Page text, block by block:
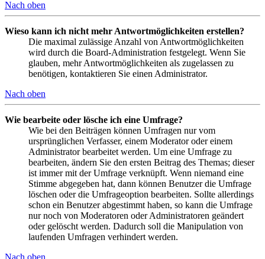
Nach oben
Wieso kann ich nicht mehr Antwortmöglichkeiten erstellen?
Die maximal zulässige Anzahl von Antwortmöglichkeiten
wird durch die Board-Administration festgelegt. Wenn Sie
glauben, mehr Antwortmöglichkeiten als zugelassen zu
benötigen, kontaktieren Sie einen Administrator.
Nach oben
Wie bearbeite oder lösche ich eine Umfrage?
Wie bei den Beiträgen können Umfragen nur vom
ursprünglichen Verfasser, einem Moderator oder einem
Administrator bearbeitet werden. Um eine Umfrage zu
bearbeiten, ändern Sie den ersten Beitrag des Themas; dieser
ist immer mit der Umfrage verknüpft. Wenn niemand eine
Stimme abgegeben hat, dann können Benutzer die Umfrage
löschen oder die Umfrageoption bearbeiten. Sollte allerdings
schon ein Benutzer abgestimmt haben, so kann die Umfrage
nur noch von Moderatoren oder Administratoren geändert
oder gelöscht werden. Dadurch soll die Manipulation von
laufenden Umfragen verhindert werden.
Nach oben